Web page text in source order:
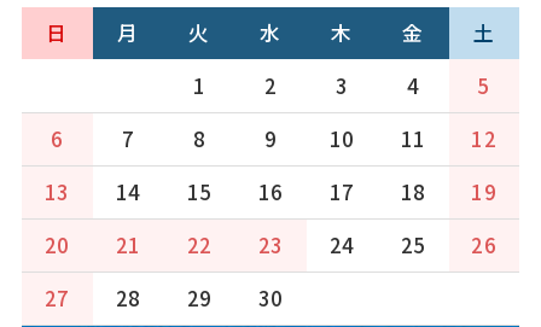
日 月 火 水 木 金
土
1
2 3 4
5
6
7 8 9 10 11
12
13
14 15 16 17 18
19
20
21 22 23 24 25
26
27
28 29 30